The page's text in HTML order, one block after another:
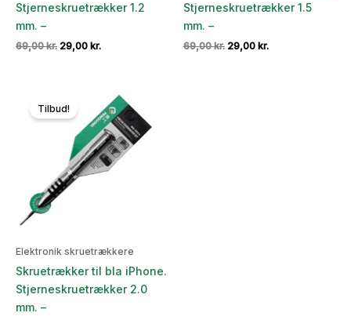
Stjerneskruetrækker 1.2
mm. –
69,00kr. Den
29,00 kr.Den
29,00 kr..
Stjerneskruetrækker 1.5
mm. –
69,00kr. Den
29,00 kr.Den
Tilbud!
Elektronik skruetrækkere
Skruetrækker til bla iPhone.
Stjerneskruetrækker 2.0
mm. –